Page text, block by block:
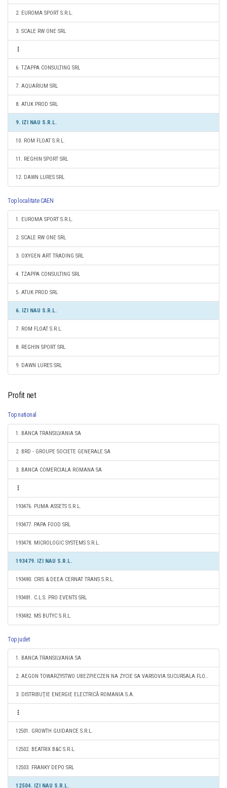
2. EUROMA SPORT S.R.L.
3. SCALE RW ONE SRL
6. TZAPPA CONSULTING SRL
7. AQUARIUM SRL
8. ATUK PROD SRL
9. IZI NAU S.R.L.
10. ROM FLOAT S.R.L.
11. REGHIN SPORT SRL
12. DAWN LURES SRL
Top localitate CAEN
1. EUROMA SPORT S.R.L.
2. SCALE RW ONE SRL
3. OXYGEN ART TRADING SRL
4. TZAPPA CONSULTING SRL
5. ATUK PROD SRL
6. IZI NAU S.R.L.
7. ROM FLOAT S.R.L.
8. REGHIN SPORT SRL
9. DAWN LURES SRL
Profit net
Top national
1. BANCA TRANSILVANIA SA
2. BRD - GROUPE SOCIETE GENERALE SA
3. BANCA COMERCIALA ROMANA SA
193476. PUMA ASSETS S.R.L.
193477. PAPA FOOD SRL
193478. MICROLOGIC SYSTEMS S.R.L.
193479. IZI NAU S.R.L.
193480. CRIS & DEEA CERNAT TRANS S.R.L.
193481. C.L.S. PRO EVENTS SRL
193482. MS BUTYC S.R.L.
Top judet
1. BANCA TRANSILVANIA SA
2. AEGON TOWARZYSTWO UBEZPIECZEN NA ZYCIE SA VARSOVIA SUCURSALA FLOREŞTI
3. DISTRIBUŢIE ENERGIE ELECTRICĂ ROMANIA S.A.
12501. GROWTH GUIDANCE S.R.L.
12502. BEATRIX B&C S.R.L.
12503. FRANKY DEPO SRL
12504. IZI NAU S.R.L.